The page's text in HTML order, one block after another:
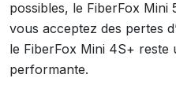
possibles, le FiberFox Mini
vous acceptez des pertes
le FiberFox Mini 4S+ reste
performante.